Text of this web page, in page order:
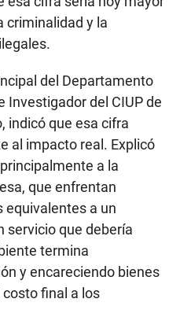
criminalidad y la
del Departamento
Investigador del CIUP de
indicó que esa cifra
al impacto real. Explicó
a la
que enfrentan
equivalentes a un
servicio que debería
termina
y encareciendo bienes
final a los